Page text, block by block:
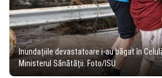
Inundațiile devastatoare i-au băgat în
Ministerul Sănătății. Foto/ISU